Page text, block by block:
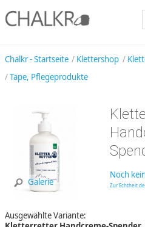
Chalkr - Startseite Klettershop
Tape, Pflegeprodukte
Galerie
Noch
Zur Echtheit
Ausgewählte Variante: